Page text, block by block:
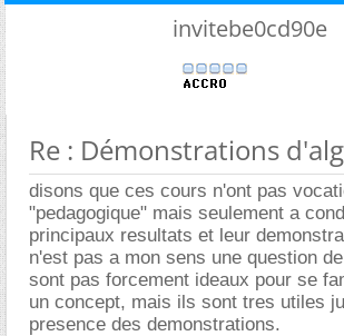
invitebe0cd90e
Re : Démonstrations
disons que ces cours n'ont pas
"pedagogique" mais seulement a
principaux resultats et leur
n'est pas a mon sens une question
sont pas forcement ideaux pour se
un concept, mais ils sont tres utiles
presence des demonstrations.